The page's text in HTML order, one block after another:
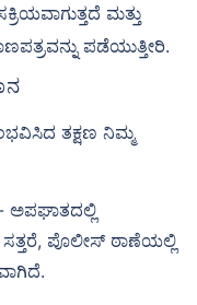
ಮತ್ತು
ಪಡೆಯುತ್ತೀರಿ.
ತಕ್ಷಣ ನಿಮ್ಮ
ಅಪಘಾತದಲ್ಲಿ
ಪೊಲೀಸ್ ಠಾಣೆಯಲ್ಲಿ